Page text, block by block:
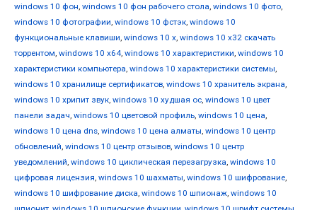
windows 10 фон, windows 10 фон рабочего стола, windows 10 фото,
windows 10 фотографии, windows 10 фстэк, windows 10
функциональные клавиши, windows 10 х, windows 10 х32 скачать
торрентом, windows 10 х64, windows 10 характеристики, windows 10
характеристики компьютера, windows 10 характеристики системы,
windows 10 хранилище сертификатов, windows 10 хранитель экрана,
windows 10 хрипит звук, windows 10 худшая ос, windows 10 цвет
панели задач, windows 10 цветовой профиль, windows 10 цена,
windows 10 цена dns, windows 10 цена алматы, windows 10 центр
обновлений, windows 10 центр отзывов, windows 10 центр
уведомлений, windows 10 циклическая перезагрузка, windows 10
цифровая лицензия, windows 10 шахматы, windows 10 шифрование,
windows 10 шифрование диска, windows 10 шпионаж, windows 10